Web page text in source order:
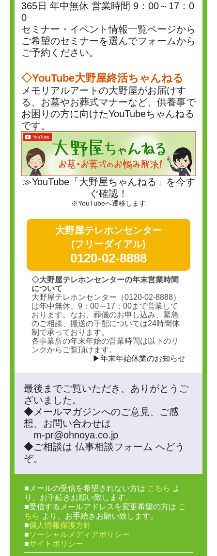
365日 年中無休 営業時間 9：00～17：0
0
セミナー・イベント情報一覧ページから
ご希望のセミナーを選んでフォームから
ご予約ください。
◇YouTube大野屋終活ちゃんねる
メモリアルアートの大野屋がお届けす
る、お墓やお葬式マナーなど、供養事で
お困りの方に向けたYouTubeちゃんねる
です。
≫YouTube「大野屋ちゃんねる」を今す
ぐ確認！
※YouTubeへ遷移します
大野屋テレホンセンター
(フリーダイアル)
0120-02-8888
◇大野屋テレホンセンターの年末営業時間
について
大野屋テレホンセンター（0120-02-8888）
は年中無休、9：00～17：00まで営業して
おります。なお、葬儀のお申し込み、緊急
のご相談、搬送の手配については24時間体
制で承っております。
各事業所の年末年始の営業時間は以下のリ
ンクからご覧頂けます。
▶年末年始休業のお知らせ
最後までご覧いただき、ありがとうご
ざいました。
◆メールマガジンへのご意見、ご感
想、お問い合わせは
m-pr@ohnoya.co.jp
◆ご相談は仏事相談フォーム へどう
ぞ。
■メールの受信を希望されない方は こちら よ
り、お手続きお願い致します。
■受信するメールアドレスを変更希望の方は こ
ちら より、お手続きお願い致します。
■個人情報保護方針
■ソーシャルメディアポリシー
■サイトポリシー